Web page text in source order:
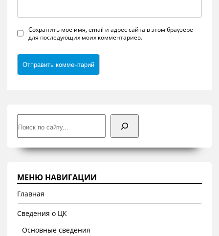
Сохранить моё имя, email и адрес сайта в этом браузере
для последующих моих комментариев.
МЕНЮ НАВИГАЦИИ
Главная
Сведения о ЦК
Основные сведения